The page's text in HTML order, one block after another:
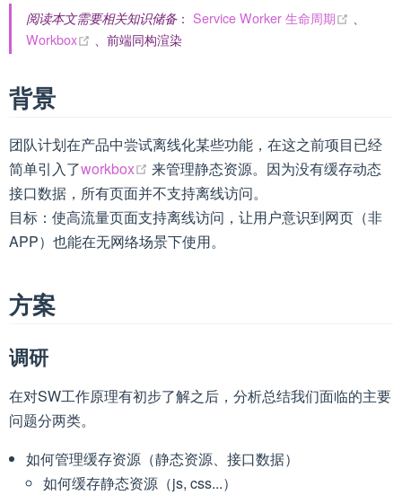
阅读本文需要相关知识储备： Service Worker 生命周期
Workbox
(opens new window)
、前端同构渲染
背景
团队计划在产品中尝试离线化某些功能，在这之前项目已经
简单引入了workbox (opens new window)
来管理静态资源。因为没有缓存动态
接口数据，所有页面并不支持离线访问。
目标：使高流量页面支持离线访问，让用户意识到网页（非
APP）也能在无网络场景下使用。
方案
调研
在对SW工作原理有初步了解之后，分析总结我们面临的主要
问题分两类。
如何管理缓存资源（静态资源、接口数据）
如何缓存静态资源（js, css...）